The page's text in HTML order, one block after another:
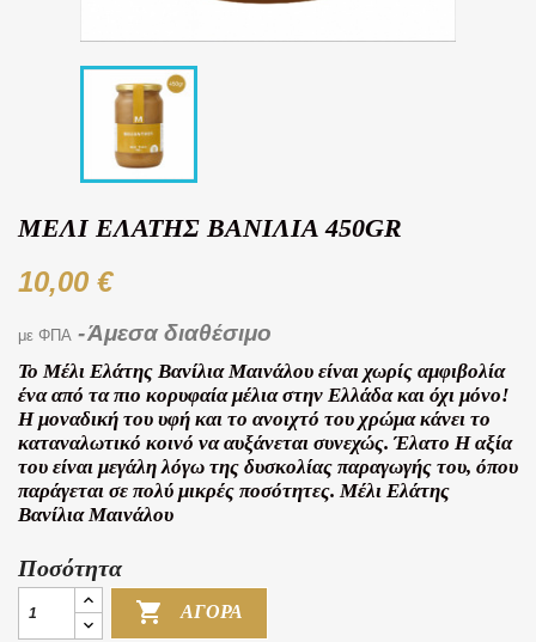
ΜΈΛΙ ΕΛΆΤΗΣ ΒΑΝΊΛΙΑ 450GR
10,00 €
με ΦΠΑ Άμεσα διαθέσιμο
Το Μέλι Ελάτης Βανίλια Μαινάλου είναι χωρίς αμφιβολία
ένα από τα πιο κορυφαία μέλια στην Ελλάδα και όχι μόνο!
Η μοναδική του υφή και το ανοιχτό του χρώμα κάνει το
καταναλωτικό κοινό να αυξάνεται συνεχώς. Έλατο Η αξία
του είναι μεγάλη λόγω της δυσκολίας παραγωγής του, όπου
παράγεται σε πολύ μικρές ποσότητες. Μέλι Ελάτης
Βανίλια Μαινάλου
Ποσότητα
 ΑΓΟΡΆ